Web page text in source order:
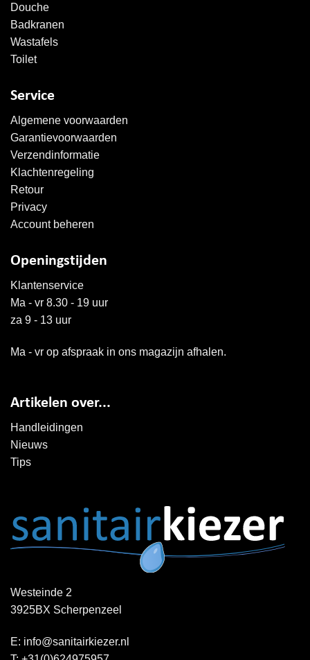
Douche
Badkranen
Wastafels
Toilet
Service
Algemene voorwaarden
Garantievoorwaarden
Verzendinformatie
Klachtenregeling
Retour
Privacy
Account beheren
Openingstijden
Klantenservice
Ma - vr 8.30 - 19 uur
za 9 - 13 uur
Ma - vr op afspraak in ons magazijn afhalen.
Artikelen over...
Handleidingen
Nieuws
Tips
Westeinde 2
3925BX Scherpenzeel
E: info@sanitairkiezer.nl